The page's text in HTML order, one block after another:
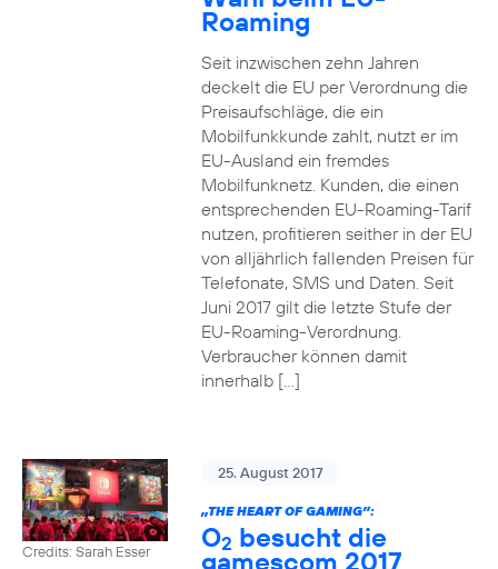
Roaming
Seit inzwischen zehn Jahren
deckelt die EU per Verordnung die
Preisaufschläge, die ein
Mobilfunkkunde zahlt, nutzt er im
EU-Ausland ein fremdes
Mobilfunknetz. Kunden, die einen
entsprechenden EU-Roaming-Tarif
nutzen, profitieren seither in der EU
von alljährlich fallenden Preisen für
Telefonate, SMS und Daten. Seit
Juni 2017 gilt die letzte Stufe der
EU-Roaming-Verordnung.
Verbraucher können damit
innerhalb […]
Credits: Sarah Esser
25. August 2017
„THE HEART OF GAMING”:
O2 besucht die
gamescom 2017